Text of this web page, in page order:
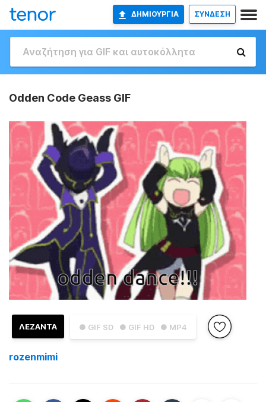
ΔΗΜΙΟΥΡΓΊΑ ΣΥΝΔΕΣΗ
Odden Code Geass GIF
● GIF SD ● GIF HD ● MP4
ΛΕΖΑΝΤΑ
rozenmimi